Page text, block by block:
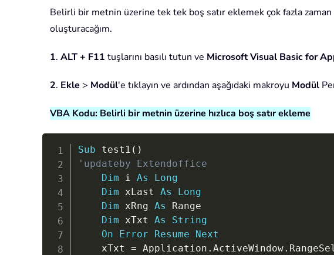
Belirli bir metnin üzerine tek tek boş satır eklemek çok fazla
oluşturacağım.
1. ALT + F11 tuşlarını basılı tutun ve Microsoft Visual Basic for
2. Ekle > Modül'e tıklayın ve ardından aşağıdaki makroyu Modül
VBA Kodu: Belirli bir metnin üzerine hızlıca boş satır ekleme
Sub test1 ( )
'updateby Extendoffice
Dim i As
Long
Dim xLast As
Long
Dim xRng As Range
Dim xTxt As
String
On
Error Resume
Next
    xTxt
= Application . ActiveWindow.